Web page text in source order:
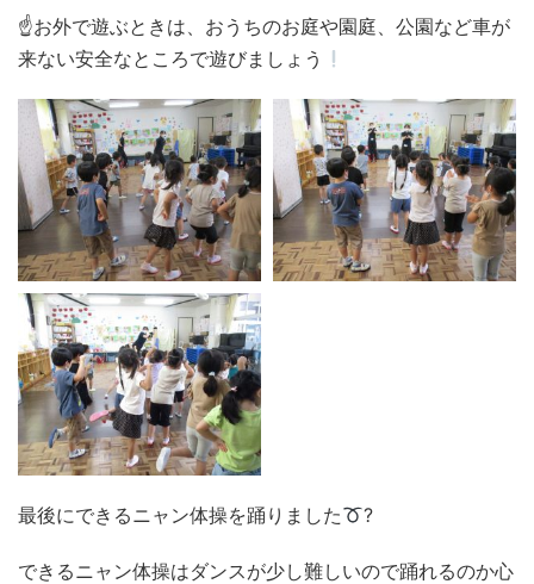
☝お外で遊ぶときは、おうちのお庭や園庭、公園など車が
来ない安全なところで遊びましょう
最後にできるニャン体操を踊りました ?
できるニャン体操はダンスが少し難しいので踊れるのか心